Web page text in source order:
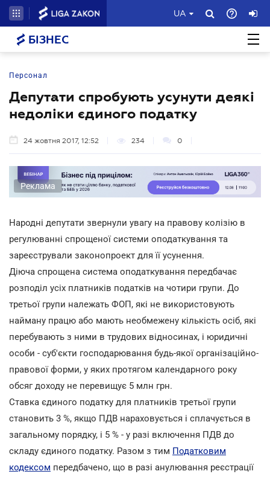
UA
БІЗНЕС
Персонал
Депутати спробують усунути деякі
недоліки єдиного податку
24 жовтня 2017, 12:52 234 0
Реклама
Народні депутати звернули увагу на правову колізію в
регулюванні спрощеної системи оподаткування та
зареєстрували законопроект для її усунення.
Діюча спрощена система оподаткування передбачає
розподіл усіх платників податків на чотири групи. До
третьої групи належать ФОП, які не використовують
найману працю або мають необмежену кількість осіб, які
перебувають з ними в трудових відносинах, і юридичні
особи - суб'єкти господарювання будь-якої організаційно-
правової форми, у яких протягом календарного року
обсяг доходу не перевищує 5 млн грн.
Ставка єдиного податку для платників третьої групи
становить 3 %, якщо ПДВ нараховується і сплачується в
загальному порядку, і 5 % - у разі включення ПДВ до
складу єдиного податку. Разом з тим Податковим
кодексом передбачено, що в разі анулювання реєстрації